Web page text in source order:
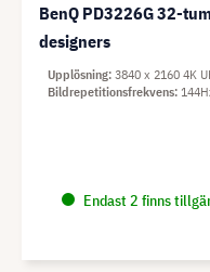
BenQ PD3226G 32-
designers
Endast 2 finns
Upplösning 3840 x 2160 4K
Bildrepetitionsfrekvens